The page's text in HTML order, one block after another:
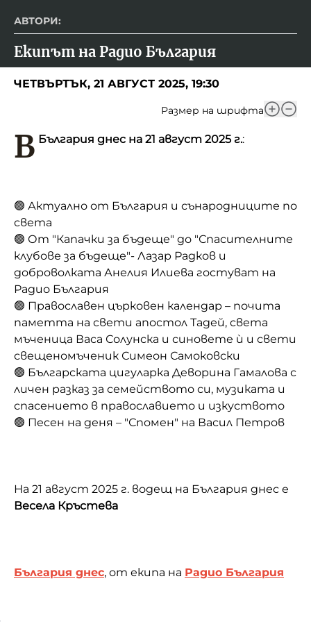
АВТОРИ:
Екипът на Радио България
ЧЕТВЪРТЪК, 21 АВГУСТ 2025, 19:30
Размер на шрифта
В България днес на 21 август 2025 г.:
🟢 Актуално от България и сънародниците по
света
🟢 От "Капачки за бъдеще" до "Спасителните
клубове за бъдеще"- Лазар Радков и
доброволката Анелия Илиева гостуват на
Радио България
🟢 Православен църковен календар – почита
паметта на свети апостол Тадей, света
мъченица Васа Солунска и синовете ѝ и свети
свещеномъченик Симеон Самоковски
🟢 Българската цигуларка Деворина Гамалова с
личен разказ за семейството си, музиката и
спасението в православието и изкуството
🟢 Песен на деня – "Спомен" на Васил Петров
На 21 август 2025 г. водещ на България днес е
Весела Кръстева
България днес, от екипа на Радио България